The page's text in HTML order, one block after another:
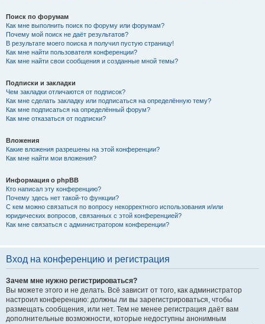
Поиск по форумам
Как мне выполнить поиск по форуму или форумам?
Почему мой поиск не даёт результатов?
В результате моего поиска я получил пустую страницу!
Как мне найти пользователя конференции?
Как мне найти свои сообщения и созданные мной темы?
Подписки и закладки
Чем закладки отличаются от подписок?
Как мне сделать закладку или подписаться на определённую тему?
Как мне подписаться на определённый форум?
Как мне отказаться от подписки?
Вложения
Какие вложения разрешены на этой конференции?
Как мне найти мои вложения?
Информация о phpBB
Кто написал эту конференцию?
Почему здесь нет такой-то функции?
С кем можно связаться по вопросу некорректного использования и/или
юридических вопросов, связанных с этой конференцией?
Как мне связаться с администратором конференции?
Вход на конференцию и регистрация
Зачем мне нужно регистрироваться?
Вы можете этого и не делать. Всё зависит от того, как администратор
настроил конференцию: должны ли вы зарегистрироваться, чтобы
размещать сообщения, или нет. Тем не менее регистрация даёт вам
дополнительные возможности, которые недоступны анонимным